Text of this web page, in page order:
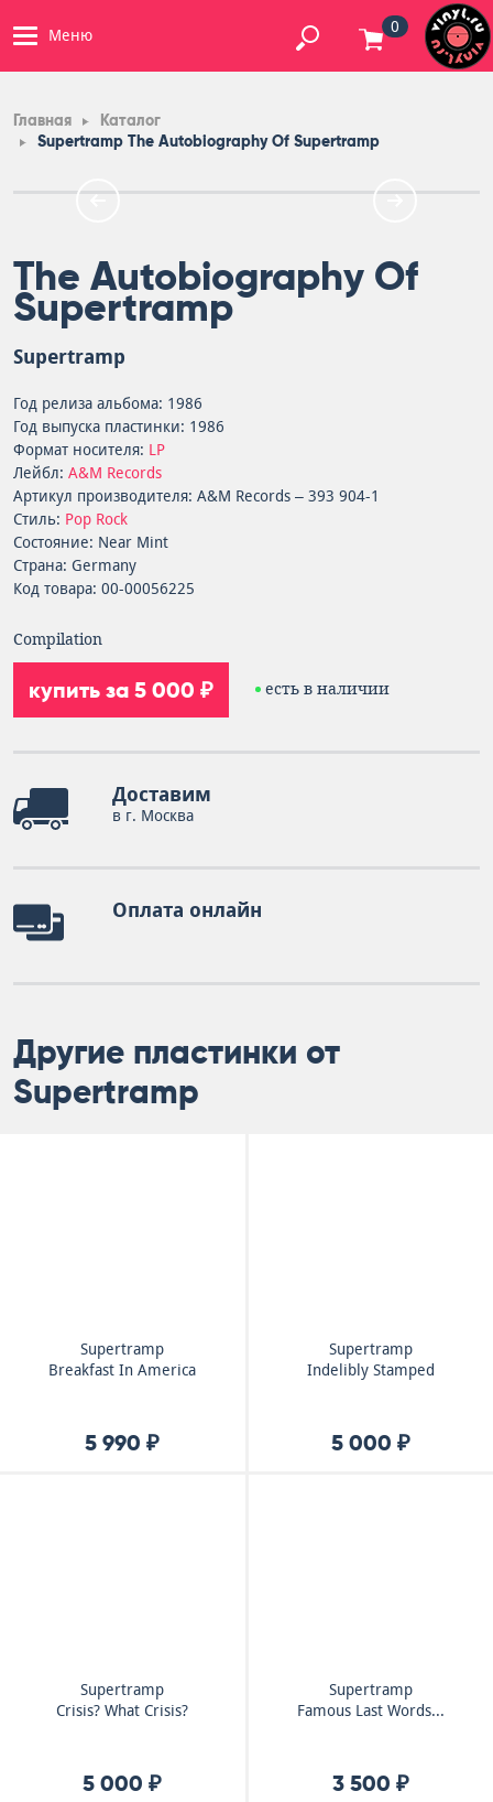
Меню 0
Главная
Каталог
Supertramp The Autobiography Of Supertramp
The Autobiography Of
Supertramp
Supertramp
Год релиза альбома: 1986
Год выпуска пластинки: 1986
Формат носителя: LP
Лейбл: A&M Records
Артикул производителя: A&M Records – 393 904-1
Стиль: Pop Rock
Состояние: Near Mint
Страна: Germany
Код товара: 00-00056225
Compilation
купить за 5 000 ₽ есть в наличии
Доставим
в г. Москва
Оплата онлайн
Другие пластинки от
Supertramp
Supertramp
Breakfast In America
5 990 ₽
Supertramp
Indelibly Stamped
5 000 ₽
Supertramp
Crisis? What Crisis?
5 000 ₽
Supertramp
Famous Last Words...
3 500 ₽